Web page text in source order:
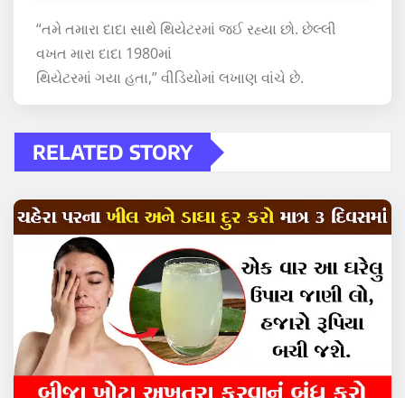
“તમે તમારા દાદા સાથે થિયેટરમાં જઈ રહ્યા છો. છેલ્લી
વખત મારા દાદા 1980માં
થિયેટરમાં ગયા હતા,” વીડિયોમાં લખાણ વાંચે છે.
RELATED STORY